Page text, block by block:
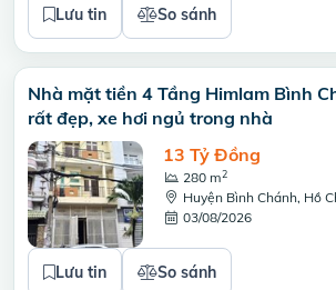
Lưu tin So sánh
Nhà mặt tiền 4 Tầng Himlam Bình
rất đẹp, xe hơi ngủ trong nhà
13 Tỷ Đồng
280 m2
Huyện Bình Chánh, Hồ
03/08/2026
Lưu tin So sánh